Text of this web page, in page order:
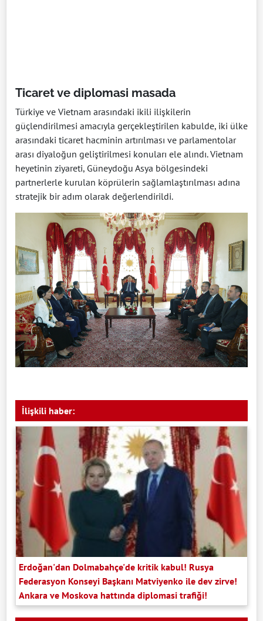
Ticaret ve diplomasi masada
Türkiye ve Vietnam arasındaki ikili ilişkilerin
güçlendirilmesi amacıyla gerçekleştirilen kabulde, iki ülke
arasındaki ticaret hacminin artırılması ve parlamentolar
arası diyaloğun geliştirilmesi konuları ele alındı. Vietnam
heyetinin ziyareti, Güneydoğu Asya bölgesindeki
partnerlerle kurulan köprülerin sağlamlaştırılması adına
stratejik bir adım olarak değerlendirildi.
İlişkili haber:
Erdoğan'dan Dolmabahçe'de kritik kabul! Rusya
Federasyon Konseyi Başkanı Matviyenko ile dev zirve!
Ankara ve Moskova hattında diplomasi trafiği!